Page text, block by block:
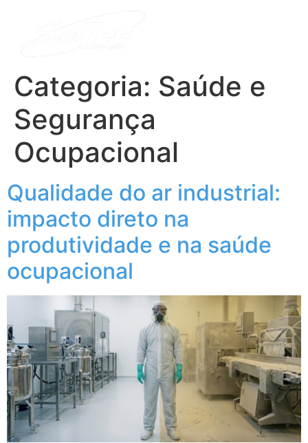
Categoria: Saúde e
Segurança
Ocupacional
Qualidade do ar industrial:
impacto direto na
produtividade e na saúde
ocupacional